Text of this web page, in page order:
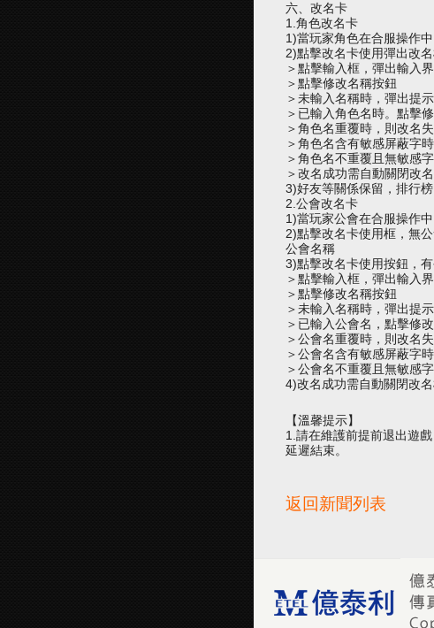
六、改名卡
1.角色改名卡
1)當玩家角色在合服操作
2)點擊改名卡使用彈出改
＞點擊輸入框，彈出輸入
＞點擊修改名稱按鈕
＞未輸入名稱時，彈出提
＞已輸入角色名時。點擊
＞角色名重覆時，則改名
＞角色名含有敏感屏蔽字
＞角色名不重覆且無敏感
＞改名成功需自動關閉改
3)好友等關係保留，排行
2.公會改名卡
1)當玩家公會在合服操作
2)點擊改名卡使用框，無
公會名稱
3)點擊改名卡使用按鈕，
＞點擊輸入框，彈出輸入
＞點擊修改名稱按鈕
＞未輸入名稱時，彈出提
＞已輸入公會名，點擊修
＞公會名重覆時，則改名
＞公會名含有敏感屏蔽字
＞公會名不重覆且無敏感
4)改名成功需自動關閉改
【溫馨提示】
1.請在維護前提前退出遊
延遲結束。
返回新聞列表